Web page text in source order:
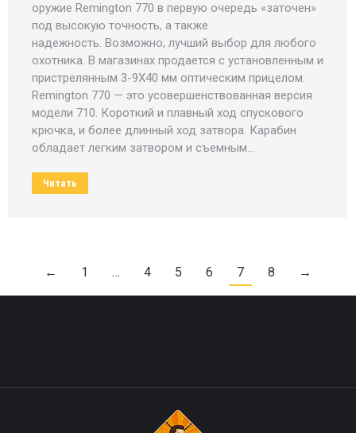
оружие Remington 770 в первую очередь «заточен»
под высокую точность, а также
надежность. Возможно, лучший выбор для любого
охотника. В магазинах продается с установленным и
пристрелянным 3-9Х40 мм оптическим прицелом.
Remington 770 — это усовершенствованная версия
модели 710. Короткий и плавный ход спускового
крючка, и более длинный ход затвора. Карабин
обладает легким затвором и съемным…
Читать
← 1 … 4 5 6 7 8 →